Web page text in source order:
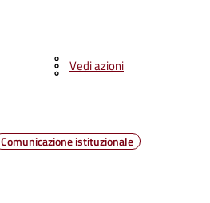
Vedi azioni
Comunicazione istituzionale